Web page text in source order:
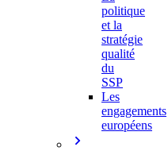
politique
et la
stratégie
qualité
du
SSP
Les
engagements
européens